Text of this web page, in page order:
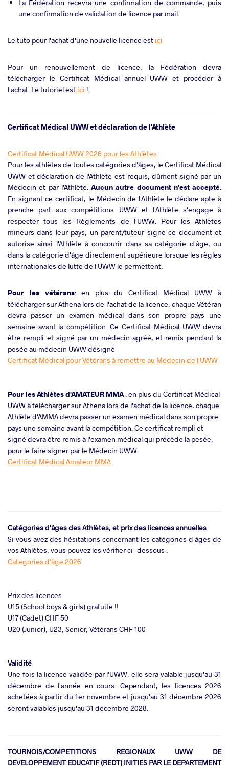
La Fédération recevra une confirmation de commande, puis
une confirmation de validation de licence par mail.
Le tuto pour l'achat d'une nouvelle licence est ici
Pour un renouvellement de licence, la Fédération devra
télécharger le Certificat Médical annuel UWW et procéder à
l'achat. Le tutoriel est ici !
Certificat Médical UWW et déclaration de l'Athlète
Certificat Médical UWW 2026 pour les Athlètes
Pour les athlètes de toutes catégories d'âges, le Certificat Médical
UWW et déclaration de l'Athlète est requis, dûment signé par un
Médecin et par l'Athlète. Aucun autre document n'est accepté.
En signant ce certificat, le Médecin de l'Athlète le déclare apte à
prendre part aux compétitions UWW et l'Athlète s'engage à
respecter tous les Règlements de l'UWW. Pour les Athlètes
mineurs dans leur pays, un parent/tuteur signe ce document et
autorise ainsi l'Athlète à concourir dans sa catégorie d'âge, ou
dans la catégorie d'âge directement supérieure lorsque les règles
internationales de lutte de l'UWW le permettent.
Pour les vétérans: en plus du Certificat Médical UWW à
télécharger sur Athena lors de l'achat de la licence, chaque Vétéran
devra passer un examen médical dans son propre pays une
semaine avant la compétition. Ce Certificat Médical UWW devra
être rempli et signé par un médecin agréé, et remis pendant la
pesée au médecin UWW désigné
Certificat Médical pour Vétérans à remettre au Médecin de l'UWW
Pour les Athlètes d'AMATEUR MMA: en plus du Certificat Médical
UWW à télécharger sur Athena lors de l'achat de la licence, chaque
Athlète d'AMMA devra passer un examen médical dans son propre
pays une semaine avant la compétition. Ce certificat rempli et
signé devra être remis à l'examen médical qui précède la pesée,
pour le faire signer par le Médecin UWW.
Certificat Médical Amateur MMA
Catégories d'âges des Athlètes, et prix des licences annuelles
Si vous avez des hésitations concernant les catégories d'âges de
vos Athlètes, vous pouvez les vérifier ci-dessous :
Categories d'âge 2026
Prix des licences
U15 (School boys & girls) gratuite !!
U17 (Cadet) CHF 50
U20 (Junior), U23, Senior, Vétérans CHF 100
Validité
Une fois la licence validée par l'UWW, elle sera valable jusqu'au 31
décembre de l'année en cours. Cependant, les licences 2026
achetées à partir du 1er novembre et jusqu'au 31 décembre 2026
seront valables jusqu'au 31 décembre 2028.
TOURNOIS/COMPETITIONS REGIONAUX UWW DE
DEVELOPPEMENT EDUCATIF (REDT) INITIES PAR LE DEPARTEMENT